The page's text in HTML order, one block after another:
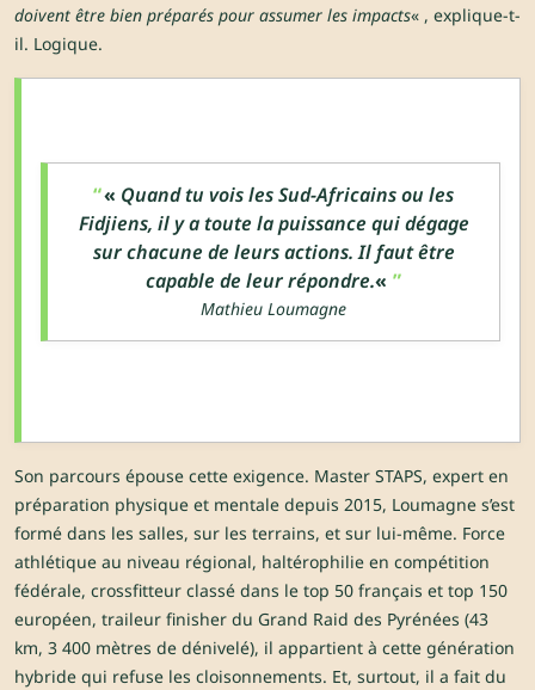
doivent être bien préparés pour assumer les impacts« , explique-t-
il. Logique.
« Quand tu vois les Sud-Africains ou les
Fidjiens, il y a toute la puissance qui dégage
sur chacune de leurs actions. Il faut être
capable de leur répondre.«
Mathieu Loumagne
Son parcours épouse cette exigence. Master STAPS, expert en
préparation physique et mentale depuis 2015, Loumagne s’est
formé dans les salles, sur les terrains, et sur lui-même. Force
athlétique au niveau régional, haltérophilie en compétition
fédérale, crossfitteur classé dans le top 50 français et top 150
européen, traileur finisher du Grand Raid des Pyrénées (43
km, 3 400 mètres de dénivelé), il appartient à cette génération
hybride qui refuse les cloisonnements. Et, surtout, il a fait du